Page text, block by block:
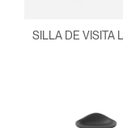
SILLA DE VISITA